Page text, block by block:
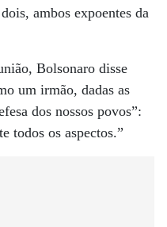
ambos expoentes da
Bolsonaro disse
um irmão, dadas as
dos nossos povos”:
todos os aspectos.”